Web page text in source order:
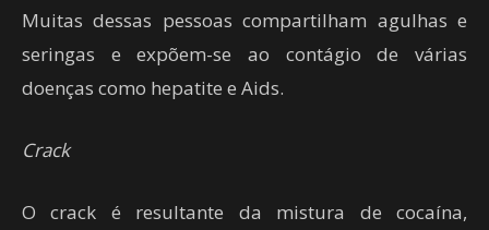
Muitas dessas pessoas compartilham agulhas e
seringas e expõem-se ao contágio de várias
doenças como hepatite e Aids.
Crack
O crack é resultante da mistura de cocaína,